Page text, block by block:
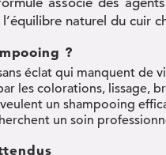
naturel du cuir
?
éclat qui manquent de
les colorations, lissage,
un shampooing
un soin